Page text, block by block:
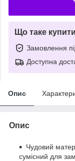
Що таке
Замовлення
Доступна
Опис
Опис
Чудовий
сумісний для